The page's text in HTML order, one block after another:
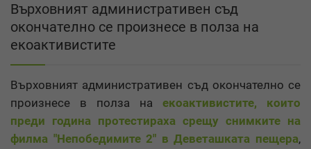
Върховният административен съд
окончателно се произнесе в полза на
екоактивистите
Върховният административен съд окончателно се
произнесе в полза на екоактивистите, които
преди година протестираха срещу снимките на
филма "Непобедимите 2" в Деветашката пещера,